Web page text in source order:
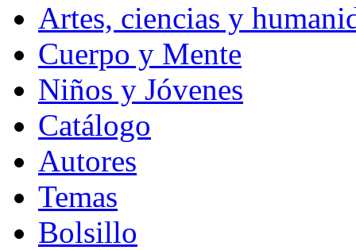
Artes, ciencias y
Cuerpo y Mente
Niños y Jóvenes
Catálogo
Autores
Temas
Bolsillo